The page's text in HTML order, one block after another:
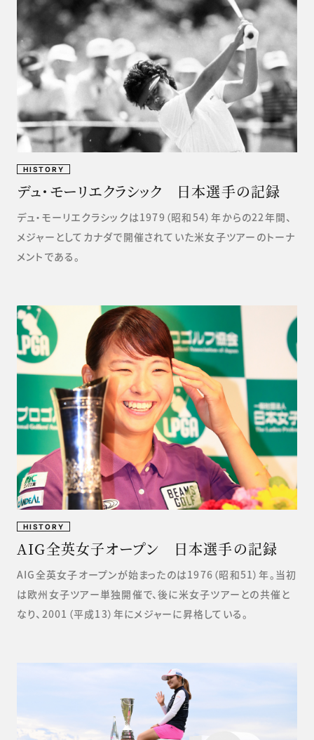
HISTORY
デュ・モーリエクラシック 日本選手の記録
デュ・モーリエクラシックは1979（昭和54）年からの22年間、
メジャーとしてカナダで開催されていた米女子ツアーのトーナ
メントである。
HISTORY
AIG全英女子オープン 日本選手の記録
AIG全英女子オープンが始まったのは1976（昭和51）年。当初
は欧州女子ツアー単独開催で、後に米女子ツアーとの共催と
なり、2001（平成13）年にメジャーに昇格している。